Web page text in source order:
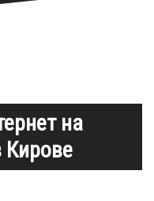
на
Кирове